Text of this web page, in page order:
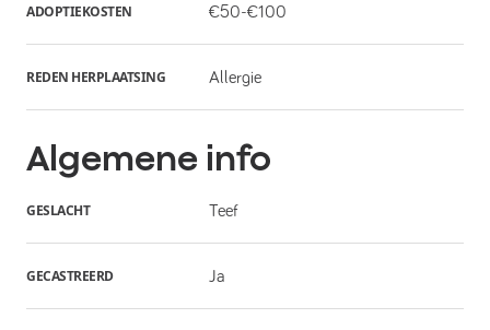
ADOPTIEKOSTEN €50-€100
REDEN HERPLAATSING Allergie
Algemene info
GESLACHT Teef
GECASTREERD Ja